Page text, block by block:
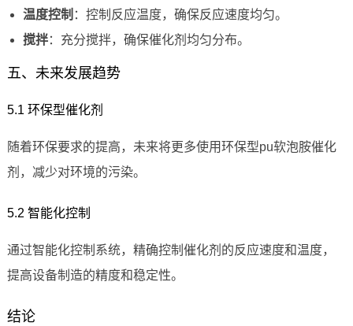
温度控制 ：控制反应温度，确保反应速度均匀。
搅拌：充分搅拌，确保催化剂均匀分布。
五、未来发展趋势
5.1 环保型催化剂
随着环保要求的提高，未来将更多使用环保型pu软泡胺催化
剂，减少对环境的污染。
5.2 智能化控制
通过智能化控制系统，精确控制催化剂的反应速度和温度，
提高设备制造的精度和稳定性。
结论